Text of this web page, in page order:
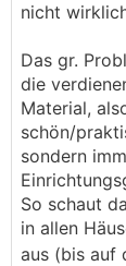
nicht
Das gr.
die
Material,
schön/
sondern
So schaut
in allen
aus (bis auf